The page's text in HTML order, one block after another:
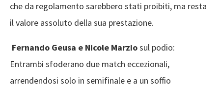
che da regolamento sarebbero stati proibiti, ma resta
il valore assoluto della sua prestazione.
Fernando Geusa e Nicole Marziosul podio:
Entrambi sfoderano due match eccezionali,
arrendendosi solo in semifinale e a un soffio